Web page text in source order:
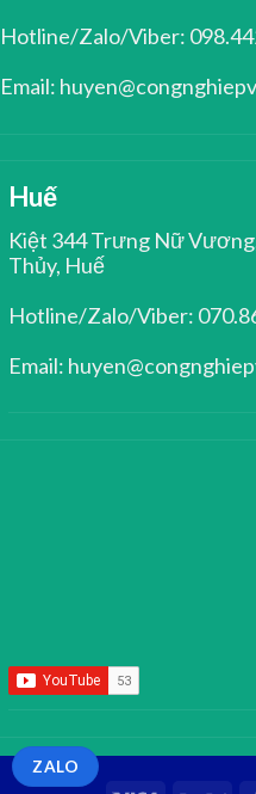
Hotline/Zalo/Viber:
Email:
Huế
Kiệt 344 Trưng Nữ
Thủy, Huế
Hotline/Zalo/Viber:
Email:
ZALO